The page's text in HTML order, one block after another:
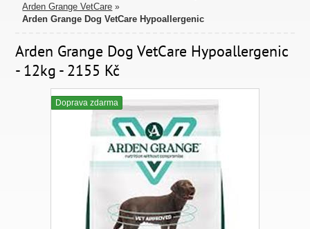
Arden Grange VetCare »
Arden Grange Dog VetCare Hypoallergenic
Arden Grange Dog VetCare Hypoallergenic
- 12kg - 2155 Kč
Doprava zdarma